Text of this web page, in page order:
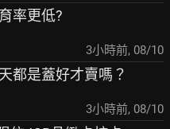
率更低?
3小時前, 08/10
都是蓋好才賣嗎？
3小時前, 08/10